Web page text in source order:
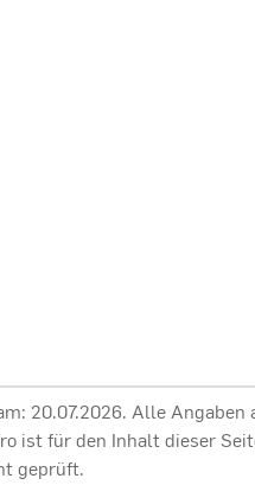
20.07.2026. Alle
ist für den Inhalt dieser
geprüft.